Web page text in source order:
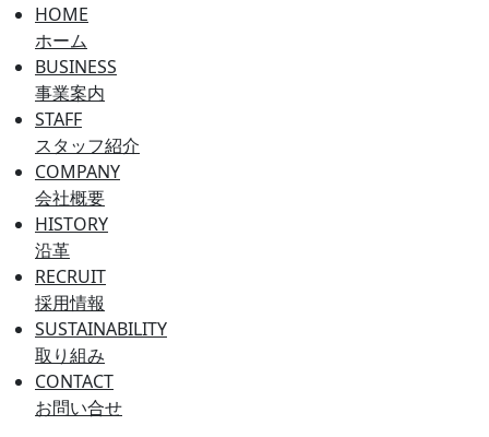
HOME
ホーム
BUSINESS
事業案内
STAFF
スタッフ紹介
COMPANY
会社概要
HISTORY
沿革
RECRUIT
採用情報
SUSTAINABILITY
取り組み
CONTACT
お問い合せ